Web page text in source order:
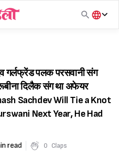
हिंदी
गर्लफ्रेंड पलक परसवानी संग
दिलैक संग था अफेयर
Sachdev Will Tie a Knot
Next Year, He Had
read 0 Claps